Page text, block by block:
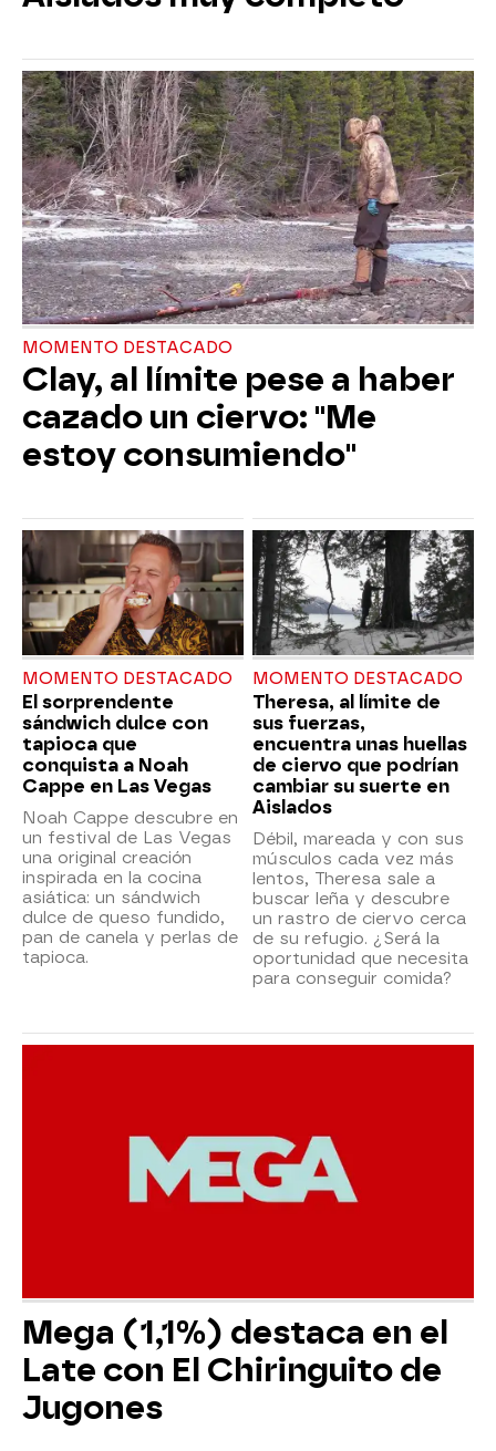
MOMENTO DESTACADO
Clay, al límite pese a haber
cazado un ciervo: "Me
estoy consumiendo"
MOMENTO DESTACADO
El sorprendente
sándwich dulce con
tapioca que
conquista a Noah
Cappe en Las Vegas
Noah Cappe descubre en
un festival de Las Vegas
una original creación
inspirada en la cocina
asiática: un sándwich
dulce de queso fundido,
pan de canela y perlas de
tapioca.
MOMENTO DESTACADO
Theresa, al límite de
sus fuerzas,
encuentra unas huellas
de ciervo que podrían
cambiar su suerte en
Aislados
Débil, mareada y con sus
músculos cada vez más
lentos, Theresa sale a
buscar leña y descubre
un rastro de ciervo cerca
de su refugio. ¿Será la
oportunidad que necesita
para conseguir comida?
Mega (1,1%) destaca en el
Late con El Chiringuito de
Jugones